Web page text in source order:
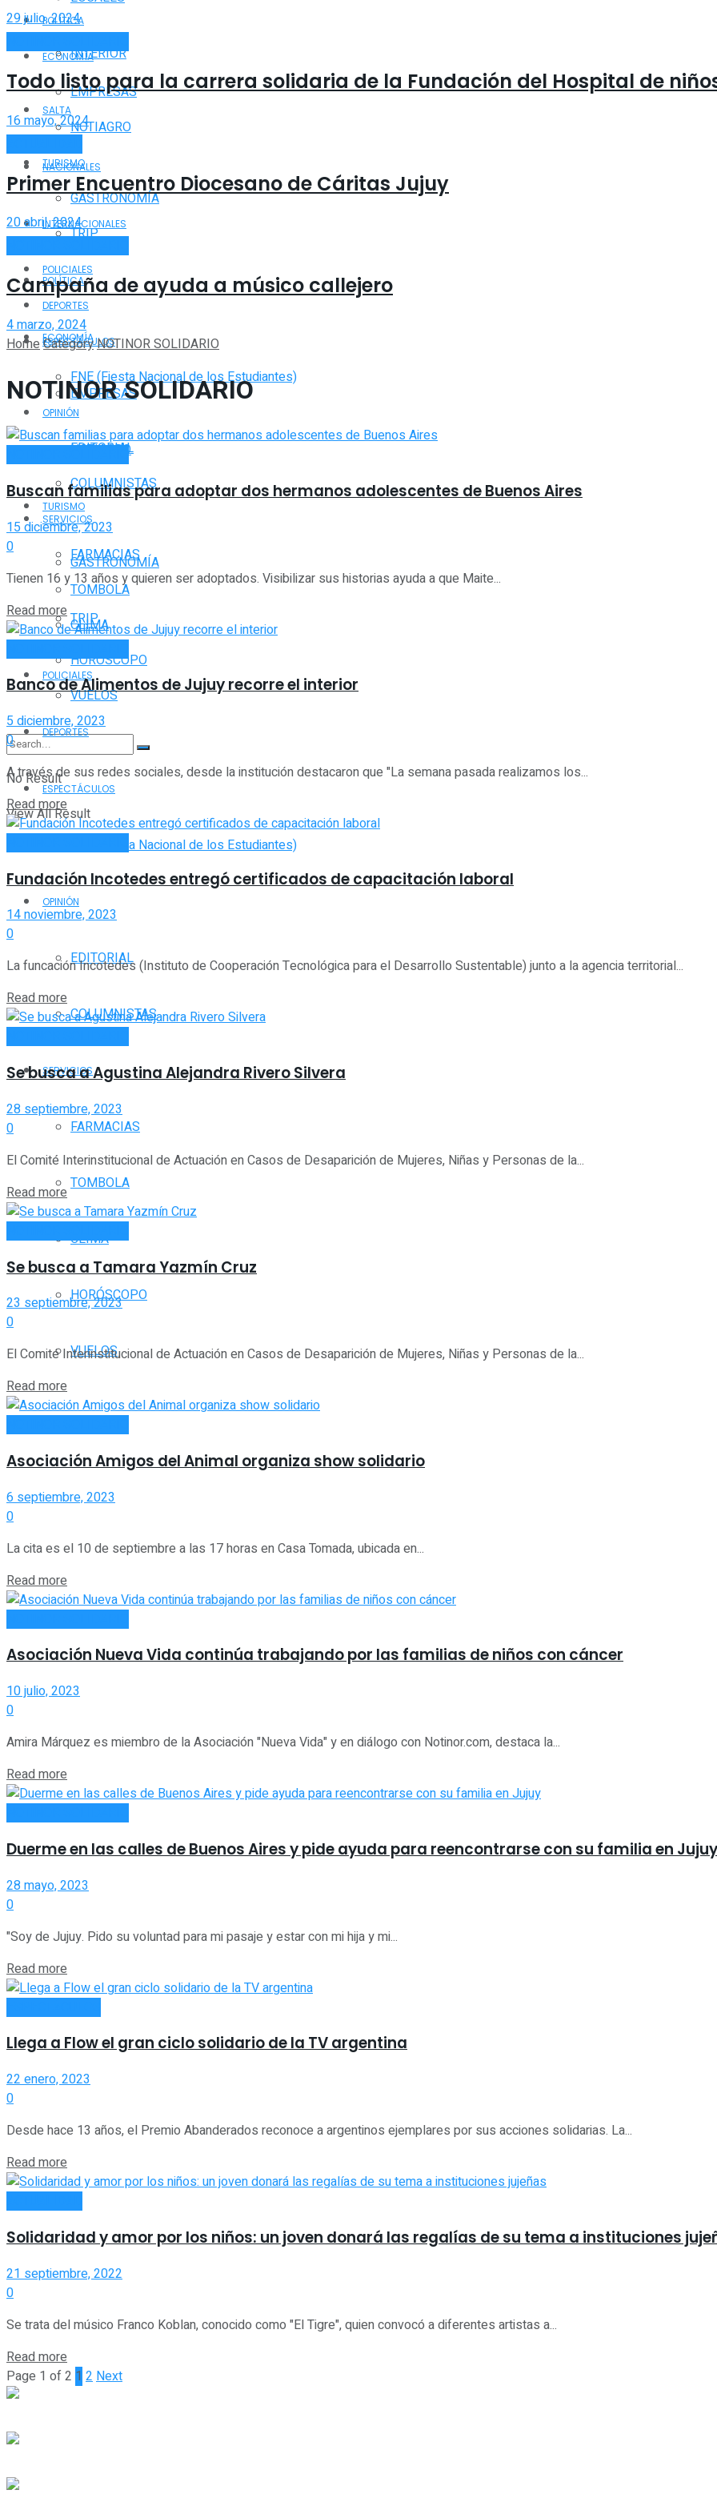
POLÍTICA
ECONOMÍA
EMPRESAS
NOTIAGRO
TURISMO
GASTRONOMÍA
TRIP
POLICIALES
DEPORTES
ESPECTÁCULOS
FNE (Fiesta Nacional de los Estudiantes)
OPINIÓN
EDITORIAL
COLUMNISTAS
SERVICIOS
FARMACIAS
TOMBOLA
CLIMA
HORÓSCOPO
VUELOS
No Result
View All Result
INTERIOR
SALTA
NACIONALES
INTERNACIONALES
POLÍTICA
ECONOMÍA
EMPRESAS
NOTIAGRO
TURISMO
GASTRONOMÍA
TRIP
POLICIALES
DEPORTES
ESPECTÁCULOS
FNE (Fiesta Nacional de los Estudiantes)
OPINIÓN
EDITORIAL
COLUMNISTAS
SERVICIOS
FARMACIAS
TOMBOLA
CLIMA
HORÓSCOPO
VUELOS
29 julio, 2024
Todo listo para la carrera solidaria de la Fundación del Hospital de
16 mayo, 2024
Primer Encuentro Diocesano de Cáritas Jujuy
20 abril, 2024
Campaña de ayuda a músico callejero
4 marzo, 2024
HomeCategoryNOTINOR SOLIDARIO
NOTINOR SOLIDARIO
Buscan familias para adoptar dos hermanos adolescentes de Buenos Aires
15 diciembre, 2023
0
Tienen 16 y 13 años y quieren ser adoptados. Visibilizar sus historias ayuda a que Maite...
Read more
Banco de Alimentos de Jujuy recorre el interior
5 diciembre, 2023
0
A través de sus redes sociales, desde la institución destacaron que "La semana pasada realizamos los...
Read more
Fundación Incotedes entregó certificados de capacitación laboral
14 noviembre, 2023
0
La funcación Incotedes (Instituto de Cooperación Tecnológica para el Desarrollo Sustentable) junto a la agencia territorial...
Read more
Se busca a Agustina Alejandra Rivero Silvera
28 septiembre, 2023
0
El Comité Interinstitucional de Actuación en Casos de Desaparición de Mujeres, Niñas y Personas de la...
Read more
Se busca a Tamara Yazmín Cruz
23 septiembre, 2023
0
El Comité Interinstitucional de Actuación en Casos de Desaparición de Mujeres, Niñas y Personas de la...
Read more
Asociación Amigos del Animal organiza show solidario
6 septiembre, 2023
0
La cita es el 10 de septiembre a las 17 horas en Casa Tomada, ubicada en...
Read more
Asociación Nueva Vida continúa trabajando por las familias de niños con cáncer
10 julio, 2023
0
Amira Márquez es miembro de la Asociación "Nueva Vida" y en diálogo con Notinor.com, destaca la...
Read more
Duerme en las calles de Buenos Aires y pide ayuda para reencontrarse con su familia en Jujuy
28 mayo, 2023
0
"Soy de Jujuy. Pido su voluntad para mi pasaje y estar con mi hija y mi...
Read more
Llega a Flow el gran ciclo solidario de la TV argentina
22 enero, 2023
0
Desde hace 13 años, el Premio Abanderados reconoce a argentinos ejemplares por sus acciones solidarias. La...
Read more
Solidaridad y amor por los niños: un joven donará las regalías de su tema a instituciones
21 septiembre, 2022
0
Se trata del músico Franco Koblan, conocido como "El Tigre", quien convocó a diferentes artistas a...
Read more
Page 1 of 2 1 2 Next